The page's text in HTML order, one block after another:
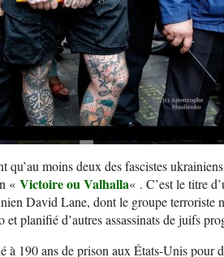
qu’au moins deux des fascistes
« Victoire ou Valhalla« . C’est le titre
David Lane, dont le groupe terroriste
planifié d’autres assassinats de juifs
à 190 ans de prison aux États-Unis pour